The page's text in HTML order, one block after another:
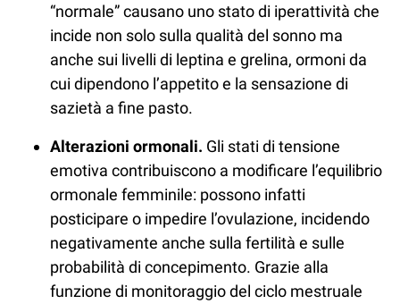
“normale” causano uno stato di iperattività che
incide non solo sulla qualità del sonno ma
anche sui livelli di leptina e grelina, ormoni da
cui dipendono l’appetito e la sensazione di
sazietà a fine pasto.
Alterazioni ormonali. Gli stati di tensione
emotiva contribuiscono a modificare l’equilibrio
ormonale femminile: possono infatti
posticipare o impedire l’ovulazione, incidendo
negativamente anche sulla fertilità e sulle
probabilità di concepimento. Grazie alla
funzione di monitoraggio del ciclo mestruale